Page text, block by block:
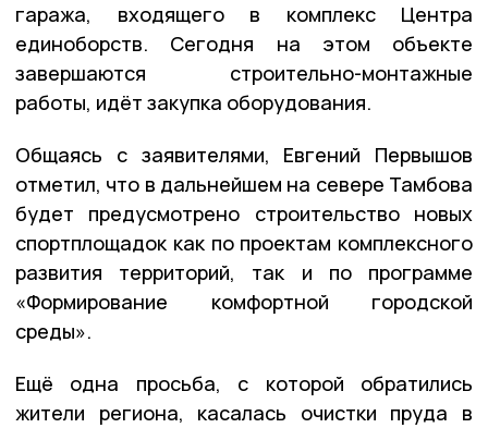
гаража, входящего в комплекс Центра
единоборств. Сегодня на этом объекте
завершаются строительно-монтажные
работы, идёт закупка оборудования.
Общаясь с заявителями, Евгений Первышов
отметил, что в дальнейшем на севере Тамбова
будет предусмотрено строительство новых
спортплощадок как по проектам комплексного
развития территорий, так и по программе
«Формирование комфортной городской
среды».
Ещё одна просьба, с которой обратились
жители региона, касалась очистки пруда в